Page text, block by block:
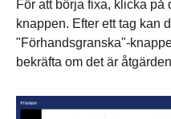
För att börja fixa, klicka
knappen. Efter ett tag kan
"Förhandsgranska"-
bekräfta om det är